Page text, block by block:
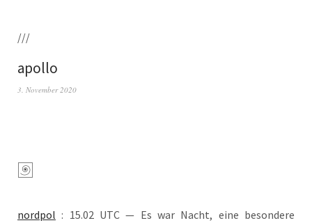
///
apollo
3. November 2020
nord­pol : 15.02 UTC — Es war Nacht, eine beson­de­re